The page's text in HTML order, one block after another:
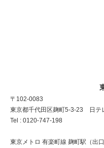
〒102-0083
東京都千代田区麹町5-3-23 日テ
Tel : 0120-747-198
東京メトロ 有楽町線 麹町駅（出